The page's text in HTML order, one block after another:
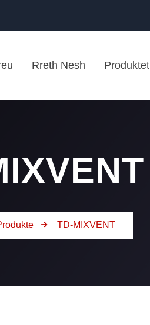
Rreth Nesh Produktet
TD-MIXVENT